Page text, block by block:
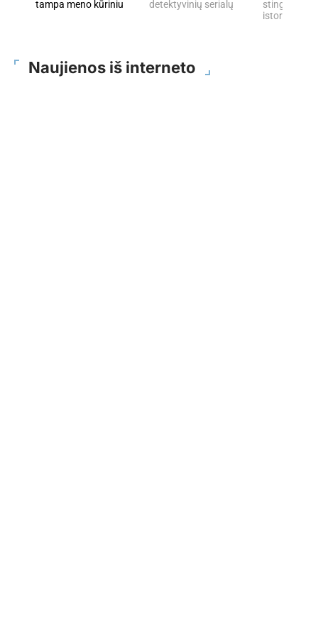
tampa meno kūriniu
detektyvinių serialų
stingdančių
istorijų
Naujienos iš interneto